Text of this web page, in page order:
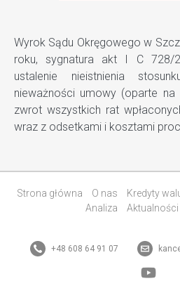
Wyrok Sądu Okręgowego w
roku, sygnatura akt I C 728/
ustalenie nieistnienia
nieważności umowy (oparte
zwrot wszystkich rat
wraz z odsetkami i kosztami
Strona główna O nas Kredyty
Analiza
Aktualności
+48 608 64 91 07